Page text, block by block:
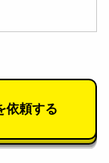
依頼する